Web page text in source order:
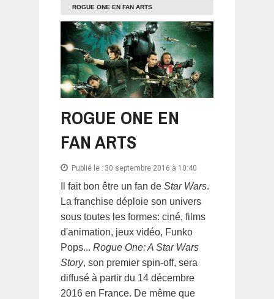
ROGUE ONE EN FAN ARTS
ROGUE ONE EN
FAN ARTS
Publié le : 30 septembre 2016 à 10:40
Il fait bon être un fan de Star Wars.
La franchise déploie son univers
sous toutes les formes: ciné, films
d'animation, jeux vidéo, Funko
Pops... Rogue One: A Star Wars
Story, son premier spin-off, sera
diffusé à partir du 14 décembre
2016 en France. De même que